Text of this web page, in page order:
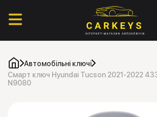
Автомобільні ключі
Смарт ключ Hyundai Tucson 2021-2022
N9080